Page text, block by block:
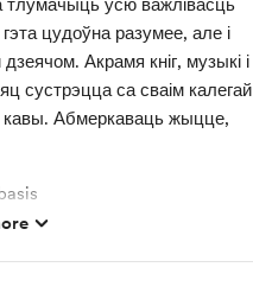
усю важлівасць
цудоўна разумее, але і
Акрамя кніг, музыкі і
сустрэцца са сваім калегай
Абмеркаваць жыцце,